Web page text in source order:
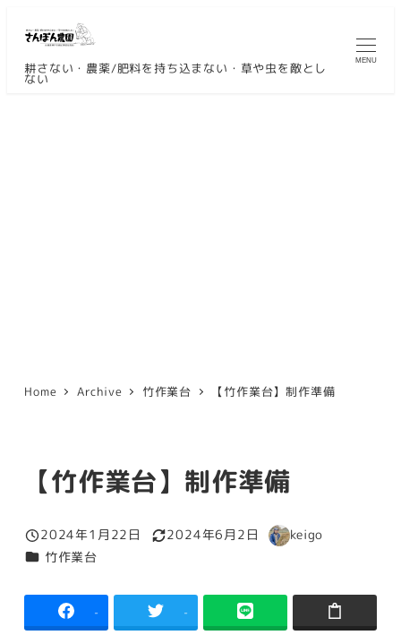
耕さない・農薬/肥料を持ち込まない・草や虫を敵とし
ない
MENU
Home Archive 竹作業台 【竹作業台】制作準備
【竹作業台】制作準備
投稿日
2024年1月22日
更新日
2024年6月2日
著
keigo
カテゴリー
竹作業台
- -